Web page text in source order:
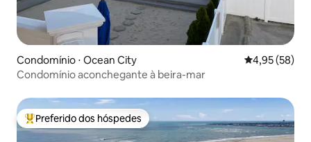
Condomínio ⋅ Ocean City 4,95 de uma
4,95 (58)
Condomínio aconchegante à beira-mar
Entre os melhores preferidos dos hóspedes
Preferido dos hóspedes